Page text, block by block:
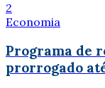
2
Economia
Programa de
prorrogado